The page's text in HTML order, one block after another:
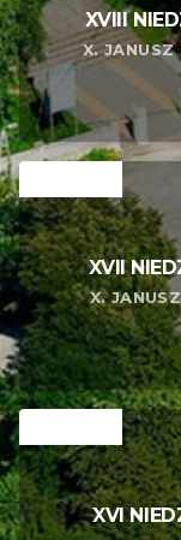
XVIII
X.
XVII
X.
XVI